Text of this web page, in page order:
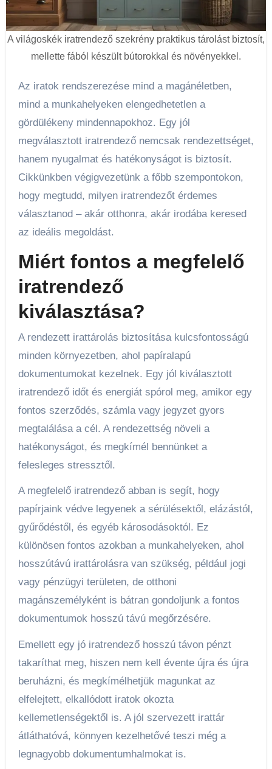
A világoskék iratrendező szekrény praktikus tárolást biztosít,
mellette fából készült bútorokkal és növényekkel.
Az iratok rendszerezése mind a magánéletben,
mind a munkahelyeken elengedhetetlen a
gördülékeny mindennapokhoz. Egy jól
megválasztott iratrendező nemcsak rendezettséget,
hanem nyugalmat és hatékonyságot is biztosít.
Cikkünkben végigvezetünk a főbb szempontokon,
hogy megtudd, milyen iratrendezőt érdemes
választanod – akár otthonra, akár irodába keresed
az ideális megoldást.
Miért fontos a megfelelő
iratrendező
kiválasztása?
A rendezett irattárolás biztosítása kulcsfontosságú
minden környezetben, ahol papíralapú
dokumentumokat kezelnek. Egy jól kiválasztott
iratrendező időt és energiát spórol meg, amikor egy
fontos szerződés, számla vagy jegyzet gyors
megtalálása a cél. A rendezettség növeli a
hatékonyságot, és megkímél bennünket a
felesleges stressztől.
A megfelelő iratrendező abban is segít, hogy
papírjaink védve legyenek a sérülésektől, elázástól,
gyűrődéstől, és egyéb károsodásoktól. Ez
különösen fontos azokban a munkahelyeken, ahol
hosszútávú irattárolásra van szükség, például jogi
vagy pénzügyi területen, de otthoni
magánszemélyként is bátran gondoljunk a fontos
dokumentumok hosszú távú megőrzésére.
Emellett egy jó iratrendező hosszú távon pénzt
takaríthat meg, hiszen nem kell évente újra és újra
beruházni, és megkímélhetjük magunkat az
elfelejtett, elkallódott iratok okozta
kellemetlenségektől is. A jól szervezett irattár
átláthatóvá, könnyen kezelhetővé teszi még a
legnagyobb dokumentumhalmokat is.